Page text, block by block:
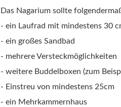
Das Nagarium sollte
- ein Laufrad mit mindestens 30
- ein großes Sandbad
- mehrere Versteckmöglichkeiten
- weitere Buddelboxen (zum
- Einstreu von mindestens 25cm
- ein Mehrkammernhaus